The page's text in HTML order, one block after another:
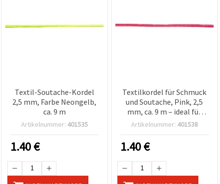
auch mit
Cookies
akzeptieren,
oder Ihre
Einstellungen
festlegen.
Ihre
Textil-Soutache-Kordel
2,5 mm, Farbe Neongelb,
ca. 9 m
Artikelnummer: 401535
1.40€
Textilkordel für Schmuck
und Soutache, Pink, 2,5
mm, ca. 9 m – ideal für
Armbänder, Halsketten,
Artikelnummer: 401538
1.40€